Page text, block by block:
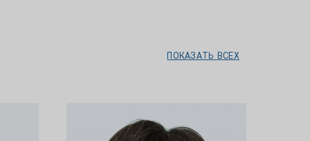
ПОКАЗАТЬ ВСЕХ